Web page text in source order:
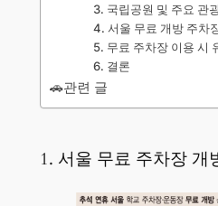
3. 국립공원 및 주요 관
4. 서울 무료 개방 주차
5. 무료 주차장 이용 시
6. 결론
🚗관련 글
1. 서울 무료 주차장 개